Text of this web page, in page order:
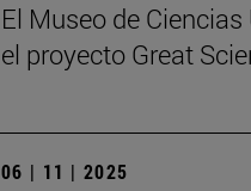
El Museo de
el proyecto Great
06 | 11 | 2025